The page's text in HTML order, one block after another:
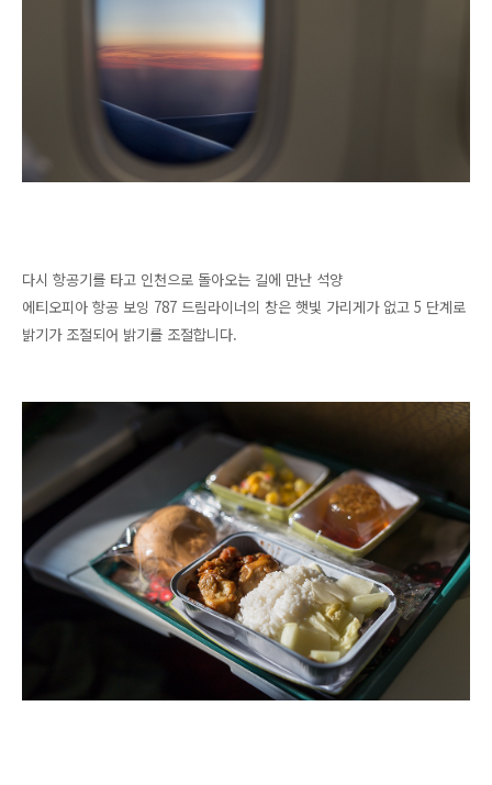
다시 항공기를 타고 인천으로 돌아오는 길에 만난 석양
에티오피아 항공 보잉 787 드림라이너의 창은 햇빛 가리게가 없고 5 단계로
밝기가 조절되어 밝기를 조절합니다.